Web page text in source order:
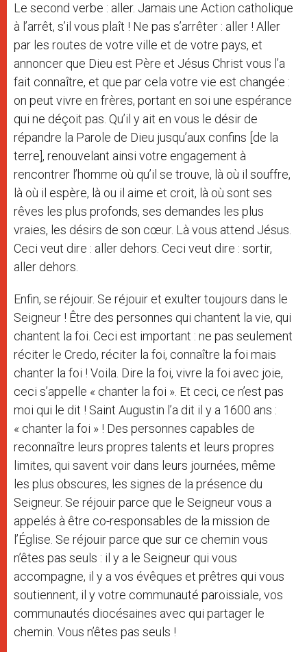
Le second verbe : aller. Jamais une Action catholique
à l’arrêt, s’il vous plaît ! Ne pas s’arrêter : aller ! Aller
par les routes de votre ville et de votre pays, et
annoncer que Dieu est Père et Jésus Christ vous l’a
fait connaître, et que par cela votre vie est changée :
on peut vivre en frères, portant en soi une espérance
qui ne déçoit pas. Qu’il y ait en vous le désir de
répandre la Parole de Dieu jusqu’aux confins [de la
terre], renouvelant ainsi votre engagement à
rencontrer l’homme où qu’il se trouve, là où il souffre,
là où il espère, là ou il aime et croit, là où sont ses
rêves les plus profonds, ses demandes les plus
vraies, les désirs de son cœur. Là vous attend Jésus.
Ceci veut dire : aller dehors. Ceci veut dire : sortir,
aller dehors.
Enfin, se réjouir. Se réjouir et exulter toujours dans le
Seigneur ! Être des personnes qui chantent la vie, qui
chantent la foi. Ceci est important : ne pas seulement
réciter le Credo, réciter la foi, connaître la foi mais
chanter la foi ! Voila. Dire la foi, vivre la foi avec joie,
ceci s’appelle « chanter la foi ». Et ceci, ce n’est pas
moi qui le dit ! Saint Augustin l’a dit il y a 1600 ans :
« chanter la foi » ! Des personnes capables de
reconnaître leurs propres talents et leurs propres
limites, qui savent voir dans leurs journées, même
les plus obscures, les signes de la présence du
Seigneur. Se réjouir parce que le Seigneur vous a
appelés à être co-responsables de la mission de
l’Église. Se réjouir parce que sur ce chemin vous
n’êtes pas seuls : il y a le Seigneur qui vous
accompagne, il y a vos évêques et prêtres qui vous
soutiennent, il y votre communauté paroissiale, vos
communautés diocésaines avec qui partager le
chemin. Vous n’êtes pas seuls !